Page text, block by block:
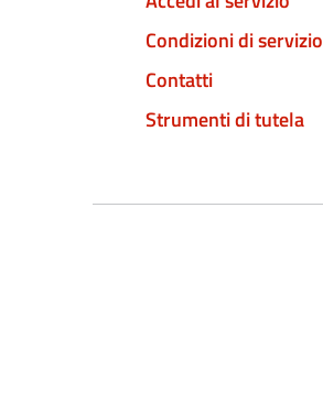
Condizioni di servizio
Contatti
Strumenti di tutela